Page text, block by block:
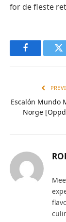
for de fleste
Facebook
Escalón Mundo
Norge